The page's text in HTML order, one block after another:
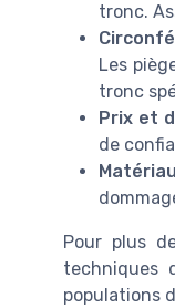
tronc.
Les
tronc
Prix et
de
Pour plus
techniques
populations